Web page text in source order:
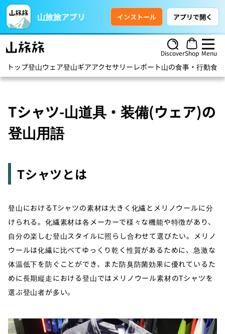
山旅旅アプリ インストール アプリで開く
DiscoverShop Menu
トップ登山ウェア登山ギアアクセサリー レポート山の食事・行動食
Tシャツ-山道具・装備(ウェア)の
登山用語
Tシャツとは
登山におけるTシャツの素材は大きく化繊とメリノウールに分
けられる。化繊素材は各メーカーで様々な機能や特徴があり、
自分の楽しむ登山スタイルに照らし合わせて選びたい。メリノ
ウールは化繊に比べてゆっくり乾く性質があるために、急激な
体温低下を防ぐことができ、また防臭防菌効果に優れているた
めに長期縦走における登山ではメリノウール素材のTシャツを
選ぶ登山者が多い。